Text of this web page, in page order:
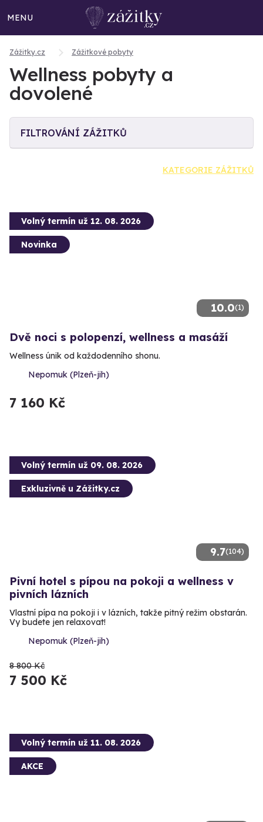
MENU
Zážitky.cz Zážitkové pobyty
Wellness pobyty a
dovolené
FILTROVÁNÍ ZÁŽITKŮ
KATEGORIE ZÁŽITKŮ
10.0(1)
Volný termín už 12. 08. 2026
Novinka
Dvě noci s polopenzí, wellness a masáží
Wellness únik od každodenního shonu.
Nepomuk (Plzeň-jih)
7 160 Kč
9.7(104)
Volný termín už 09. 08. 2026
Exkluzivně u Zážitky.cz
Pivní hotel s pípou na pokoji a wellness v
pivních lázních
Vlastní pípa na pokoji i v lázních, takže pitný režim obstarán.
Vy budete jen relaxovat!
Nepomuk (Plzeň-jih)
8 800 Kč
7 500 Kč
Volný termín už 11. 08. 2026
AKCE